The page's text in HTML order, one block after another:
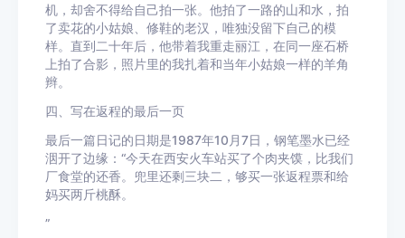
机，却舍不得给自己拍一张。他拍了一路的山和水，拍
了卖花的小姑娘、修鞋的老汉，唯独没留下自己的模
样。直到二十年后，他带着我重走丽江，在同一座石桥
上拍了合影，照片里的我扎着和当年小姑娘一样的羊角
辫。
四、写在返程的最后一页
最后一篇日记的日期是1987年10月7日，钢笔墨水已经
洇开了边缘：“今天在西安火车站买了个肉夹馍，比我们
厂食堂的还香。兜里还剩三块二，够买一张返程票和给
妈买两斤桃酥。
”